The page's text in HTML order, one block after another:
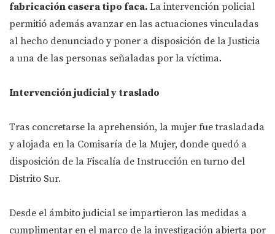
fabricación casera tipo faca. La intervención policial
permitió además avanzar en las actuaciones vinculadas
al hecho denunciado y poner a disposición de la Justicia
a una de las personas señaladas por la víctima.
Intervención judicial y traslado
Tras concretarse la aprehensión, la mujer fue trasladada
y alojada en la Comisaría de la Mujer, donde quedó a
disposición de la Fiscalía de Instrucción en turno del
Distrito Sur.
Desde el ámbito judicial se impartieron las medidas a
cumplimentar en el marco de la investigación abierta por